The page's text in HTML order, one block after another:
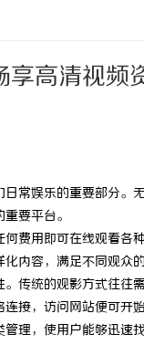
高清视频
常娱乐的重要部分
要平台。
费用即可在线观看
内容，满足不同观众
传统的观影方式往
接，访问网站便可
理，使用户能够迅